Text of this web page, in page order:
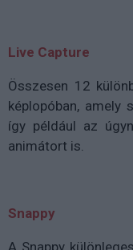
Live Capture
Összesen 12
képlopóban, amely
így például az
animátort is.
Snappy